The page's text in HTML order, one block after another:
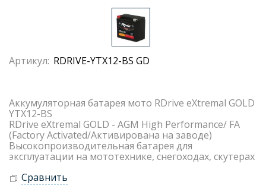
Артикул: RDRIVE-YTX12-BS GD
Аккумуляторная батарея мото RDrive eXtremal GOLD
YTX12-BS
RDrive eXtremal GOLD - AGM High Performance/ FA
(Factory Activated/Активирована на заводе)
Высокопроизводительная батарея для
эксплуатации на мототехнике, снегоходах, скутерах
Сравнить